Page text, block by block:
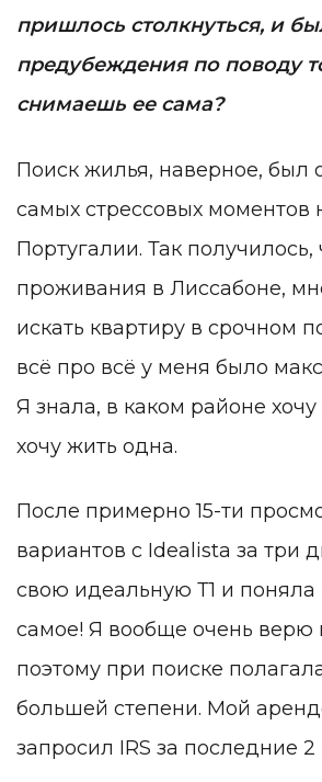
пришлось столкнуться, и
предубеждения по поводу
снимаешь ее сама?
Поиск жилья, наверное, был
самых стрессовых моментов
Португалии. Так получилось,
проживания в Лиссабоне,
искать квартиру в срочном
всё про всё у меня было
Я знала, в каком районе
хочу жить одна.
После примерно 15-ти
вариантов с Idealista за три
свою идеальную Т1 и поняла
самое! Я вообще очень верю
поэтому при поиске
большей степени. Мой
запросил IRS за последние 2